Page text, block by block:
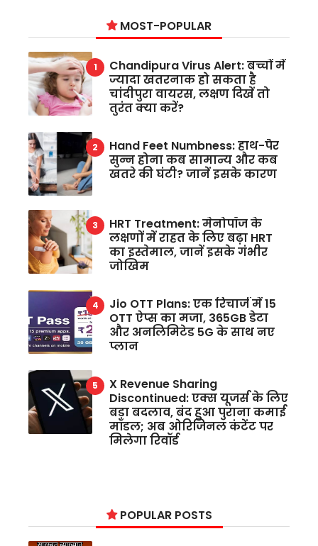
MOST-POPULAR
Chandipura Virus Alert: बच्चों में
ज्यादा खतरनाक हो सकता है
चांदीपुरा वायरस, लक्षण दिखें तो
तुरंत क्या करें?
Hand Feet Numbness: हाथ-पैर
सुन्न होना कब सामान्य और कब
खतरे की घंटी? जानें इसके कारण
HRT Treatment: मेनोपॉज के
लक्षणों में राहत के लिए बढ़ा HRT
का इस्तेमाल, जानें इसके गंभीर
जोखिम
Jio OTT Plans: एक रिचार्ज में 15
OTT ऐप्स का मजा, 365GB डेटा
और अनलिमिटेड 5G के साथ नए
प्लान
X Revenue Sharing
Discontinued: एक्स यूजर्स के लिए
बड़ा बदलाव, बंद हुआ पुराना कमाई
मॉडल; अब ओरिजिनल कंटेंट पर
मिलेगा रिवॉर्ड
POPULAR POSTS